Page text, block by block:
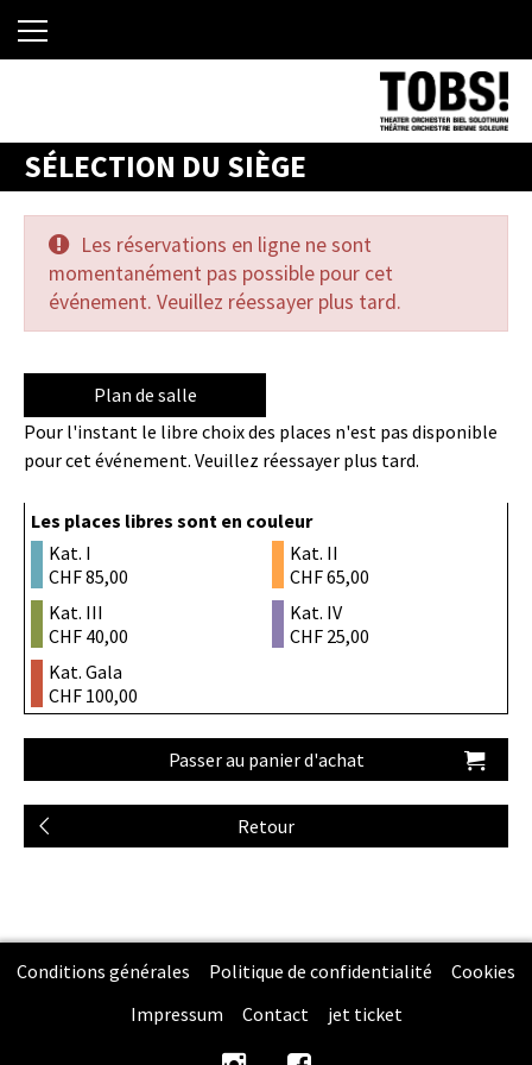
SÉLECTION DU SIÈGE
Les réservations en ligne ne sont
momentanément pas possible pour cet
événement. Veuillez réessayer plus tard.
Plan de salle
Pour l'instant le libre choix des places n'est pas disponible
pour cet événement. Veuillez réessayer plus tard.
Les places libres sont en couleur
Kat. I
CHF 85,00
Kat. II
CHF 65,00
Kat. III
CHF 40,00
Kat. IV
CHF 25,00
Kat. Gala
CHF 100,00
Conditions générales Politique de confidentialité
Cookies
Impressum
Contact jet ticket